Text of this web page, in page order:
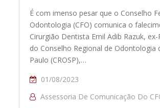
É com imenso pesar que o Conselho
Odontologia (CFO) comunica o
Cirurgião Dentista Emil Adib Razuk,
do Conselho Regional de Odontologia
Paulo (CROSP),…
01/08/2023
Assessoria De Comunicação Do